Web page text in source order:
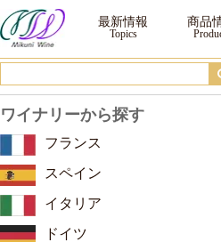
セデ エ フェーム パロミノ ｜ ワイン ｜三国
最新情報 商品
ワイナリーから探す
フランス
スペイン
イタリア
ドイツ